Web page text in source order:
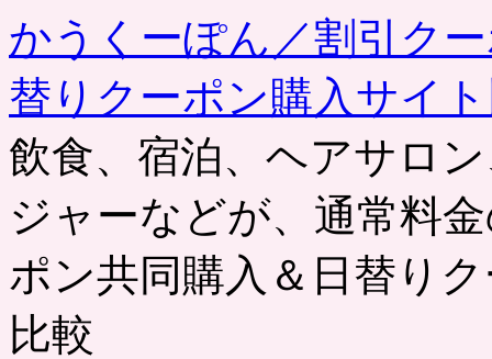
かうくーぽん／割引ク
替りクーポン購入サイ
飲食、宿泊、ヘアサロ
ジャーなどが、通常料
ポン共同購入＆日替り
比較